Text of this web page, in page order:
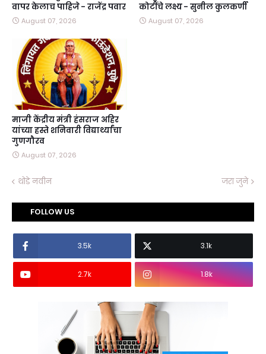
वापर केलाच पाहिजे - राजेंद्र पवार
August 07, 2026
कोटींचे लक्ष्य - सुनील कुलकर्णी
August 07, 2026
माजी केंद्रीय मंत्री हंसराज अहिर
यांच्या हस्ते शनिवारी विद्यार्थ्यांचा
गुणगौरव
August 07, 2026
थोडे नवीन जरा जुने
FOLLOW US
3.5k 3.1k
2.7k 1.8k